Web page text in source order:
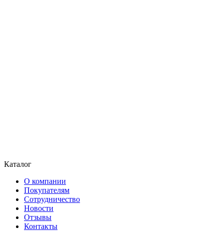
Каталог
О компании
Покупателям
Сотрудничество
Новости
Отзывы
Контакты